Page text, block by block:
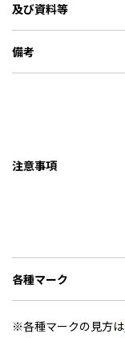
及び資料等
備考
注意事項
各種マーク
※各種マークの見方は